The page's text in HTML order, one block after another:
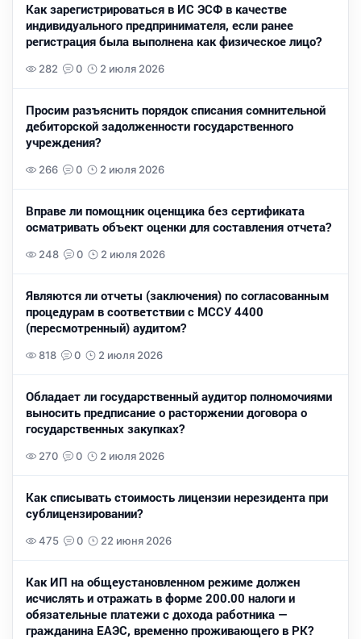
Как зарегистрироваться в ИС ЭСФ в качестве
индивидуального предпринимателя, если ранее
регистрация была выполнена как физическое лицо?
282 0 2 июля 2026
Просим разъяснить порядок списания сомнительной
дебиторской задолженности государственного
учреждения?
266 0 2 июля 2026
Вправе ли помощник оценщика без сертификата
осматривать объект оценки для составления отчета?
248 0 2 июля 2026
Являются ли отчеты (заключения) по согласованным
процедурам в соответствии с МССУ 4400
(пересмотренный) аудитом?
818 0 2 июля 2026
Обладает ли государственный аудитор полномочиями
выносить предписание о расторжении договора о
государственных закупках?
270 0 2 июля 2026
Как списывать стоимость лицензии нерезидента при
сублицензировании?
475 0 22 июня 2026
Как ИП на общеустановленном режиме должен
исчислять и отражать в форме 200.00 налоги и
обязательные платежи с дохода работника —
гражданина ЕАЭС, временно проживающего в РК?